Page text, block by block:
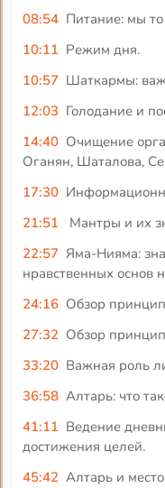
08:54 Питание: мы
10:11 Режим дня.
10:57 Шаткармы:
12:03 Голодание и
14:40 Очищение
Оганян, Шаталова,
17:30
21:51
Мантры и их
22:57 Яма-Нияма:
нравственных основ
24:16 Обзор
27:32 Обзор
33:20 Важная роль
36:58 Алтарь: что
41:11 Ведение
достижения целей.
45:42 Алтарь и